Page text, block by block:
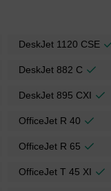
DeskJet 1120 CSE
DeskJet 882 C
DeskJet 895 CXI
OfficeJet R 40
OfficeJet R 65
OfficeJet T 45 XI